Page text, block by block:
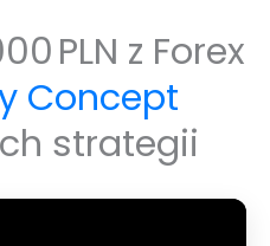
PLN z Forex
Concept
strategii